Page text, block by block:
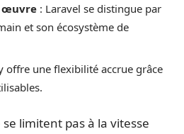
œuvre : Laravel se distingue par
et son écosystème de
offre une flexibilité accrue grâce
limitent pas à la vitesse